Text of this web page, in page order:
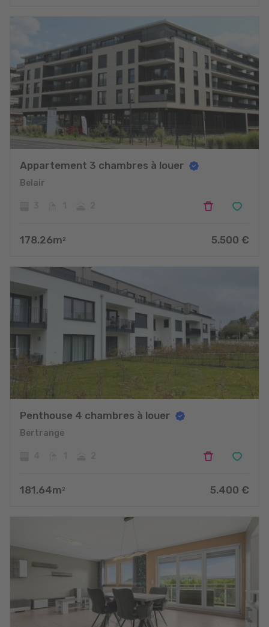
Appartement 3 chambres à louer
Belair
178.26m 2 5.500 €
Penthouse 4 chambres à louer
Bertrange
181.64m 2 5.400 €